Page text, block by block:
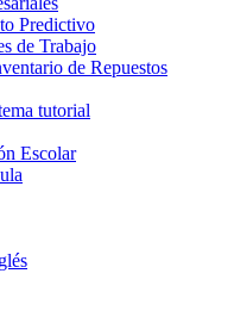
Predictivo
de Trabajo
de Repuestos
tutorial
Escolar